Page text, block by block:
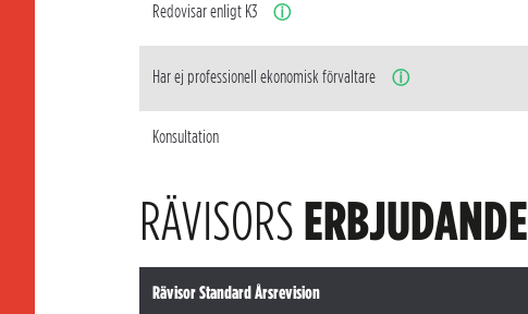
Redovisar enligt K3 ⓘ
Har ej professionell ekonomisk förvaltare ⓘ
Konsultation
RÄVISORSERBJUDANDE
Rävisor Standard Årsrevision